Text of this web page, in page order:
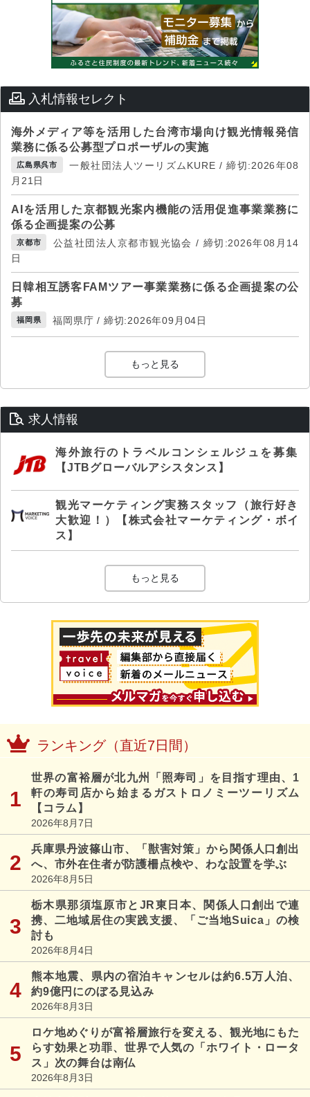
入札情報セレクト
海外メディア等を活用した台湾市場向け観光情報発信
業務に係る公募型プロポーザルの実施
広島県呉市
一般社団法人ツーリズムKURE / 締切:2026年08
月21日
AIを活用した京都観光案内機能の活用促進事業業務に
係る企画提案の公募
京都市
公益社団法人京都市観光協会 / 締切:2026年08月14
日
日韓相互誘客FAMツアー事業業務に係る企画提案の公
募
福岡県 福岡県庁 / 締切:2026年09月04日
もっと見る
求人情報
海外旅行のトラベルコンシェルジュを募集
【JTBグローバルアシスタンス】
観光マーケティング実務スタッフ（旅行好き
大歓迎！）【株式会社マーケティング・ボイ
ス】
もっと見る
ランキング（直近7日間）
世界の富裕層が北九州「照寿司」を目指す理由、1
軒の寿司店から始まるガストロノミーツーリズム
【コラム】
2026年8月7日
兵庫県丹波篠山市、「獣害対策」から関係人口創出
へ、市外在住者が防護柵点検や、わな設置を学ぶ
2026年8月5日
栃木県那須塩原市とJR東日本、関係人口創出で連
携、二地域居住の実践支援、「ご当地Suica」の検
討も
2026年8月4日
熊本地震、県内の宿泊キャンセルは約6.5万人泊、
約9億円にのぼる見込み
2026年8月3日
ロケ地めぐりが富裕層旅行を変える、観光地にもた
らす効果と功罪、世界で人気の「ホワイト・ロータ
ス」次の舞台は南仏
2026年8月3日